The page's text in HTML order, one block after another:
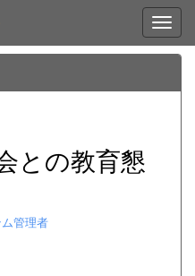
との教育懇
管理者